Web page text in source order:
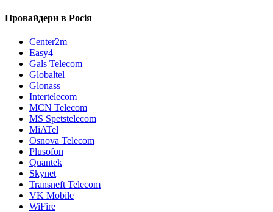
Провайдери в Росія
Center2m
Easy4
Gals Telecom
Globaltel
Glonass
Intertelecom
MCN Telecom
MS Spetstelecom
MiATel
Osnova Telecom
Plusofon
Quantek
Skynet
Transneft Telecom
VK Mobile
WiFire